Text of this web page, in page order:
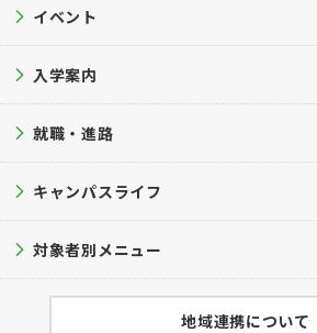
建学の精神・教育理念・教育目的
沿革
学長挨拶
公的研究費等の管理・運営方針
学科・学生数
教育方針
学科・専攻科TOP
保育学科
芸術表現学科
専攻科 デザイン専攻
イベント
イベントTOP
オープンキャンパス
進学相談会
大学見学
入学案内
入学案内TOP
募集要項
入試ガイド
過去問題集
就職・進路
就職・進路TOP
就職支援サポート
キャンパスライフ
キャンパスライフTOP
対象者別メニュー
地域連携について